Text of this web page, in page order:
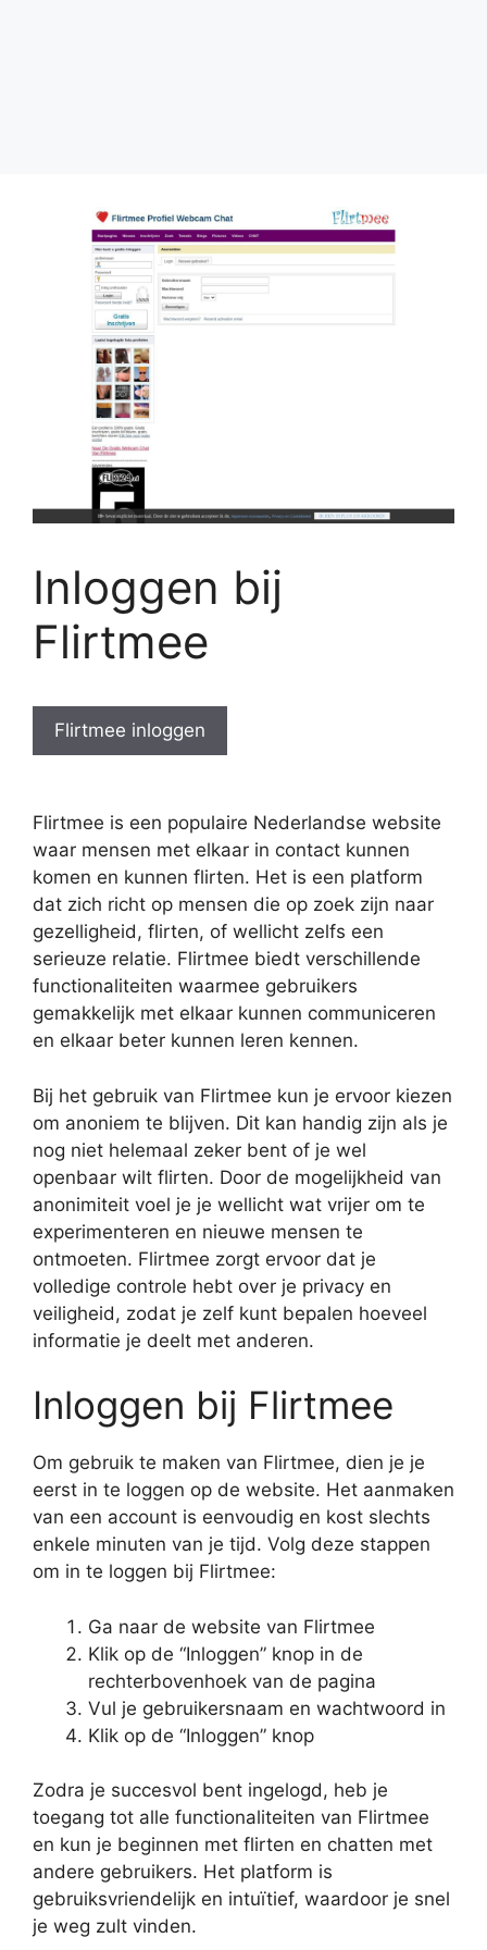
Inloggen bij
Flirtmee
Flirtmee inloggen
Flirtmee is een populaire Nederlandse website
waar mensen met elkaar in contact kunnen
komen en kunnen flirten. Het is een platform
dat zich richt op mensen die op zoek zijn naar
gezelligheid, flirten, of wellicht zelfs een
serieuze relatie. Flirtmee biedt verschillende
functionaliteiten waarmee gebruikers
gemakkelijk met elkaar kunnen communiceren
en elkaar beter kunnen leren kennen.
Bij het gebruik van Flirtmee kun je ervoor kiezen
om anoniem te blijven. Dit kan handig zijn als je
nog niet helemaal zeker bent of je wel
openbaar wilt flirten. Door de mogelijkheid van
anonimiteit voel je je wellicht wat vrijer om te
experimenteren en nieuwe mensen te
ontmoeten. Flirtmee zorgt ervoor dat je
volledige controle hebt over je privacy en
veiligheid, zodat je zelf kunt bepalen hoeveel
informatie je deelt met anderen.
Inloggen bij Flirtmee
Om gebruik te maken van Flirtmee, dien je je
eerst in te loggen op de website. Het aanmaken
van een account is eenvoudig en kost slechts
enkele minuten van je tijd. Volg deze stappen
om in te loggen bij Flirtmee:
Ga naar de website van Flirtmee
Klik op de “Inloggen” knop in de
rechterbovenhoek van de pagina
Vul je gebruikersnaam en wachtwoord in
Klik op de “Inloggen” knop
Zodra je succesvol bent ingelogd, heb je
toegang tot alle functionaliteiten van Flirtmee
en kun je beginnen met flirten en chatten met
andere gebruikers. Het platform is
gebruiksvriendelijk en intuïtief, waardoor je snel
je weg zult vinden.